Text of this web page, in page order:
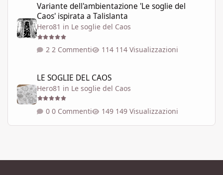
Variante dell'ambientazione 'Le soglie del
Caos' ispirata a Talislanta
Hero81 in Le soglie del Caos
2 Commenti 114 Visualizzazioni
LE SOGLIE DEL CAOS
Hero81 in Le soglie del Caos
0 Commenti 149 Visualizzazioni